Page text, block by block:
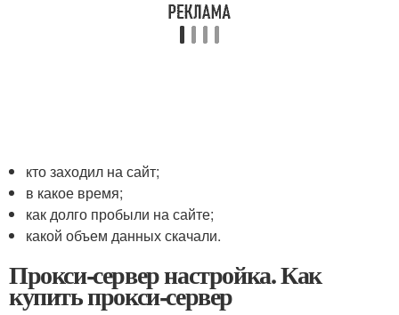
кто заходил на сайт;
в какое время;
как долго пробыли на сайте;
какой объем данных скачали.
Прокси-сервер настройка. Как
купить прокси-сервер